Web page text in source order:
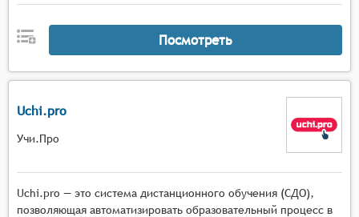
Посмотреть
Uchi.pro
Учи.Про
Uchi.pro — это система дистанционного обучения (СДО),
позволяющая автоматизировать образовательный процесс в